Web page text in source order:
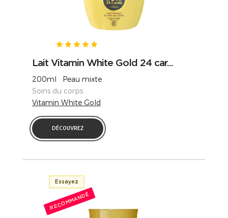
Lait Vitamin White Gold 24 car...
200ml Peau mixte
Soins du corps
Vitamin White Gold
DÉCOUVREZ
Essayez
RECOMMANDÉ